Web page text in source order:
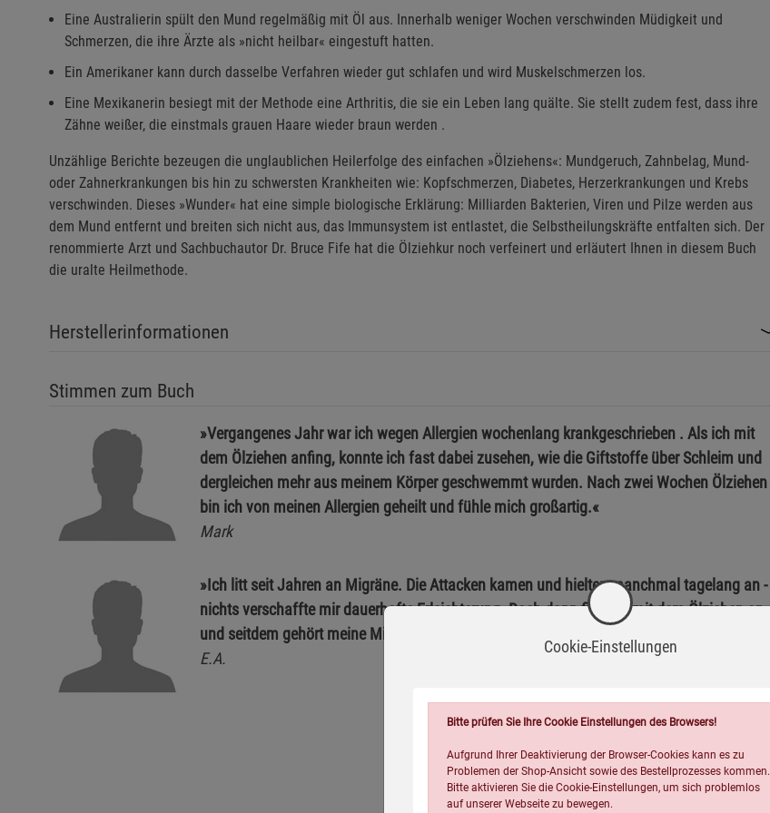
Eine Australierin spült den Mund regelmäßig mit Öl aus. Innerhalb weniger Wochen verschwinden Müdigkeit und
Schmerzen, die ihre Ärzte als »nicht heilbar« eingestuft hatten.
Ein Amerikaner kann durch dasselbe Verfahren wieder gut schlafen und wird Muskelschmerzen los.
Eine Mexikanerin besiegt mit der Methode eine Arthritis, die sie ein Leben lang quälte. Sie stellt zudem fest, dass ihre
Zähne weißer, die einstmals grauen Haare wieder braun werden .
Unzählige Berichte bezeugen die unglaublichen Heilerfolge des einfachen »Ölziehens«: Mundgeruch, Zahnbelag, Mund-
oder Zahnerkrankungen bis hin zu schwersten Krankheiten wie: Kopfschmerzen, Diabetes, Herzerkrankungen und Krebs
verschwinden. Dieses »Wunder« hat eine simple biologische Erklärung: Milliarden Bakterien, Viren und Pilze werden aus
dem Mund entfernt und breiten sich nicht aus, das Immunsystem ist entlastet, die Selbstheilungskräfte entfalten sich. Der
renommierte Arzt und Sachbuchautor Dr. Bruce Fife hat die Ölziehkur noch verfeinert und erläutert Ihnen in diesem Buch
die uralte Heilmethode.
Herstellerinformationen
Stimmen zum Buch
»Vergangenes Jahr war ich wegen Allergien wochenlang krankgeschrieben . Als ich mit
dem Ölziehen anfing, konnte ich fast dabei zusehen, wie die Giftstoffe über Schleim und
dergleichen mehr aus meinem Körper geschwemmt wurden. Nach zwei Wochen Ölziehen
bin ich von meinen Allergien geheilt und fühle mich großartig.«
Mark
»Ich litt seit Jahren an Migräne. Die Attacken kamen und hielten manchmal tagelang an -
nichts verschaffte mir dauerhafte Erleichterung. Doch dann fing ich mit dem Ölziehen an,
und seitdem gehört meine Migräne der Vergangenheit an.«
E.A.
Wird oft zusammen bestellt:
Cookie-Einstellungen
Bitte prüfen Sie Ihre Cookie Einstellungen des Browsers!
Aufgrund Ihrer Deaktivierung der Browser-Cookies kann es zu
Problemen der Shop-Ansicht sowie des Bestellprozesses kommen.
Bitte aktivieren Sie die Cookie-Einstellungen, um sich problemlos
auf unserer Webseite zu bewegen.